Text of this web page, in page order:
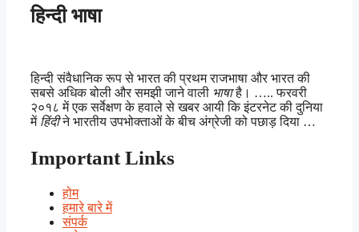
हिन्दी भाषा
हिन्दी संवैधानिक रूप से भारत की प्रथम राजभाषा और भारत की
सबसे अधिक बोली और समझी जाने वाली भाषाहै। ….. फरवरी
२०१८ में एक सर्वेक्षण के हवाले से खबर आयी कि इंटरनेट की दुनिया
में हिंदीने भारतीय उपभोक्ताओं के बीच अंग्रेजी को पछाड़ दिया …
Important Links
होम
हमारे बारे में
संपर्क